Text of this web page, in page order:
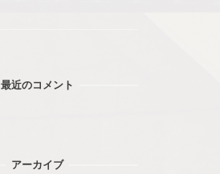
最近のコメント
アーカイブ